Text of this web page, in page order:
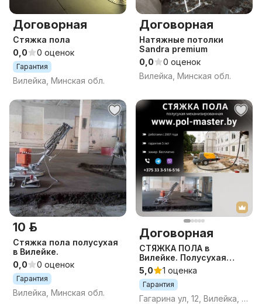
Договорная
Стяжка пола
0,0
0 оценок
Гарантия
Вилейка, Минская обл.
Договорная
Натяжные потолки
Sandra premium
0,0
0 оценок
Вилейка, Минская обл.
10 р.
Стяжка пола полусухая
в Вилейке.
0,0
0 оценок
Гарантия
Вилейка, Минская обл.
Договорная
СТЯЖКА ПОЛА в
Вилейке. Полусухая
механизированная.
5,0 1 оценка
Гарантия
Гагарина ул, 12, Вилейка, Вилейский район, Минская область